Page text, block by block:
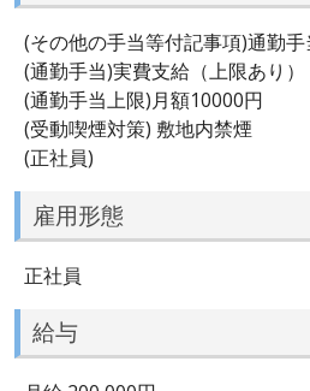
(その他の手当等付記事項)通勤手
(通勤手当)実費支給（上限あり）
(通勤手当上限)月額10000円
(受動喫煙対策) 敷地内禁煙
(正社員)
雇用形態
正社員
給与